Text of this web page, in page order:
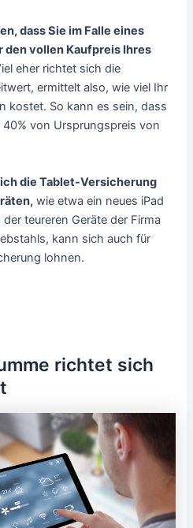
dass Sie im Falle eines
vollen Kaufpreis Ihres
eher richtet sich die
ermittelt also, wie viel Ihr
kostet. So kann es sein, dass
von Ursprungspreis von
die Tablet-Versicherung
wie etwa ein neues iPad
teureren Geräte der Firma
kann sich auch für
lohnen.
richtet sich